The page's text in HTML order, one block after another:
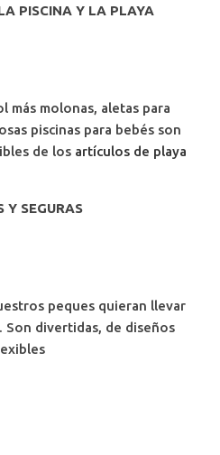
PISCINA Y LA PLAYA
más molonas, aletas para
piscinas para bebés son
de los artículos de playa
Y SEGURAS
peques quieran llevar
Son divertidas, de diseños